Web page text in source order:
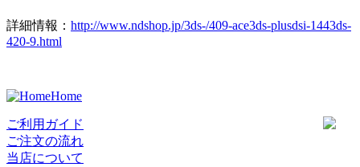
詳細情報： http://www.ndshop.jp/3ds-/409-ace3ds-plusdsi-1443ds-
420-9.html
Home
ご利用ガイド
ご注文の流れ
当店について